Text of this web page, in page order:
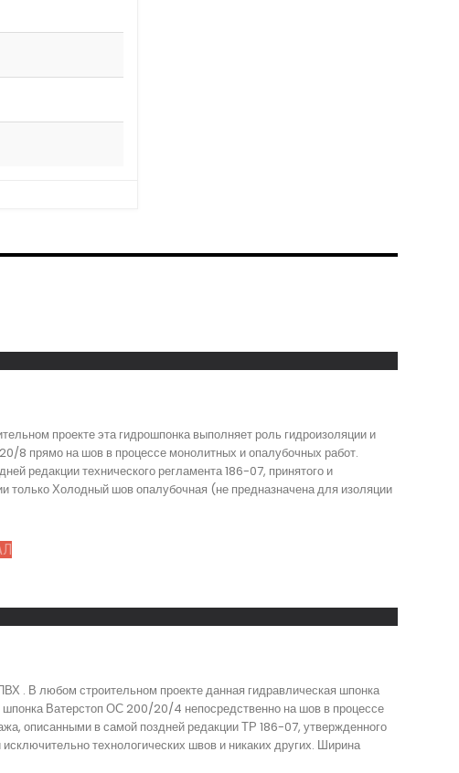
проекте эта гидрошпонка выполняет роль гидроизоляции и
8 прямо на шов в процессе монолитных и опалубочных работ.
редакции технического регламента 186-07, принятого и
только Холодный шов опалубочная (не предназначена для изоляции
. В любом строительном проекте данная гидравлическая шпонка
шпонка Ватерстоп ОС 200/20/4 непосредственно на шов в процессе
описанными в самой поздней редакции ТР 186-07, утвержденного
технологических швов и никаких других. Ширина